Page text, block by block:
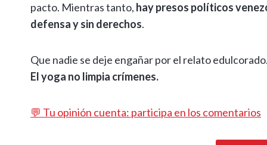
pacto. Mientras tanto, hay presos políticos
defensa y sin derechos.
Que nadie se deje engañar por el relato edulcorado.
El yoga no limpia crímenes.
💬 Tu opinión cuenta: participa en los comentarios